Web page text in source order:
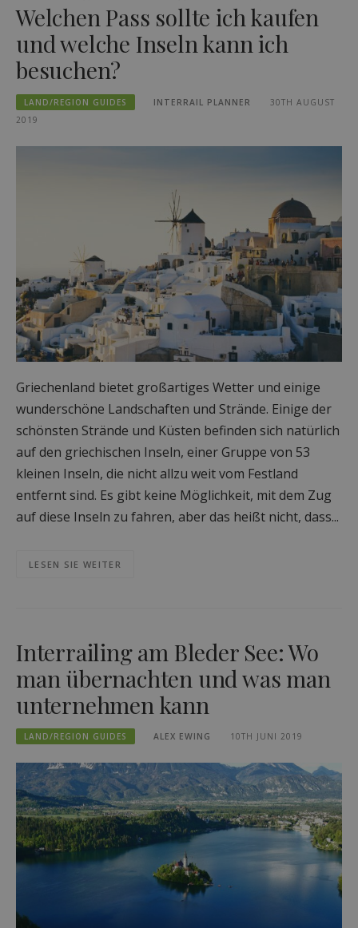
Welchen Pass sollte ich kaufen
und welche Inseln kann ich
besuchen?
LAND/REGION GUIDES INTERRAIL PLANNER
30TH AUGUST
2019
Griechenland bietet großartiges Wetter und einige
wunderschöne Landschaften und Strände. Einige der
schönsten Strände und Küsten befinden sich natürlich
auf den griechischen Inseln, einer Gruppe von 53
kleinen Inseln, die nicht allzu weit vom Festland
entfernt sind. Es gibt keine Möglichkeit, mit dem Zug
auf diese Inseln zu fahren, aber das heißt nicht, dass...
LESEN SIE WEITER
Interrailing am Bleder See: Wo
man übernachten und was man
unternehmen kann
LAND/REGION GUIDES ALEX EWING 10TH JUNI 2019